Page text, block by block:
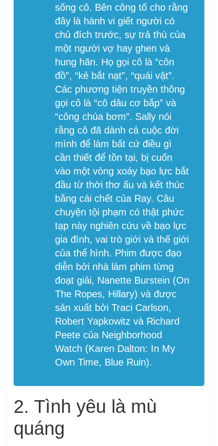
sống cô. Bên công tố cho rằng
đây là hành vi giết người có
chủ đích trước, sự trả thù của
một người vợ hay ghen và
hung hãn. Họ gọi cô là “côn
đồ”, “kẻ bắt nạt”, “quái vật”.
Các phương tiện truyền thông
gọi cô là “cô dâu cơ bắp” và
“công chúa bơm”. Sally nói
rằng cô đã dành cả cuộc đời
mình để làm bất cứ điều gì
cần thiết để tồn tại, bị cuốn
vào một vòng xoáy bạo lực bắt
đầu từ thời thơ ấu và kết thúc
bằng cái chết của Ray. Câu
chuyện tội phạm có thật phức
tạp này nghiên cứu về bạo lực
gia đình, vai trò giới và thế giới
của thể hình. Phim được đạo
diễn bởi nhà làm phim từng
đoạt giải, Nanette Burstein (On
The Ropes, Hillary) và được
sản xuất bởi Traci Carlson,
Robert Yapkowitz và Richard
Peete của Neighborhood
Watch (Karen Dalton: In My
Own Time, Blue Ruin).
2. Tình yêu là mù
quáng